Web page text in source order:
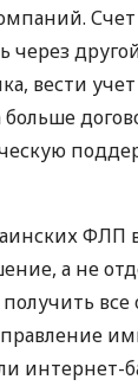
через
вести
больше
ФЛП
а не
все
интернет-